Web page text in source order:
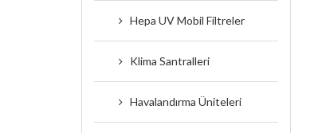
Hepa UV Mobil Filtreler
Klima Santralleri
Havalandırma Üniteleri